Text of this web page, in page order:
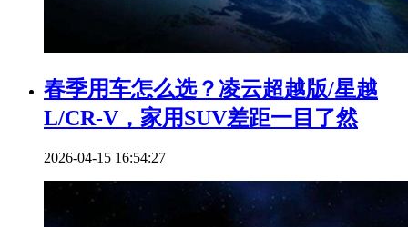
春季用车怎么选？凌云超越版/星越
L/CR-V，家用SUV差距一目了然
2026-04-15 16:54:27